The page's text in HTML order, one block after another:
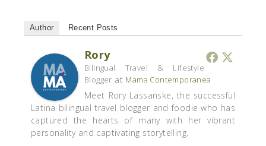
Author Recent Posts
Rory
Bilingual Travel & Lifestyle
Blogger at Mama Contemporanea
Meet Rory Lassanske, the successful
Latina bilingual travel blogger and foodie who has
captured the hearts of many with her vibrant
personality and captivating storytelling.